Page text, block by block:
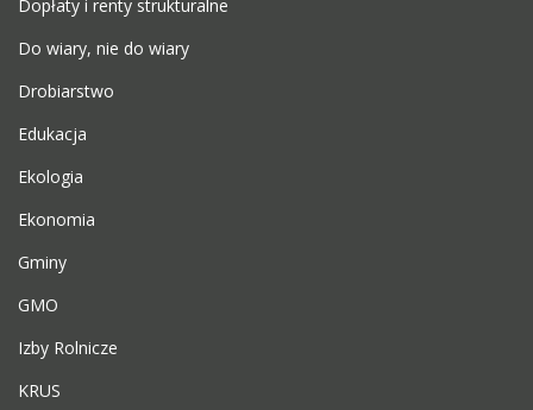
Dopłaty i renty strukturalne
Do wiary, nie do wiary
Drobiarstwo
Edukacja
Ekologia
Ekonomia
Gminy
GMO
Izby Rolnicze
KRUS